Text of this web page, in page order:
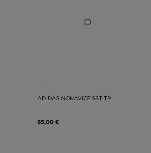
ADIDAS NOHAVICE SST TP
65,00 €